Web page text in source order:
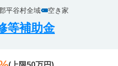
平谷村全域 空き家
等補助金